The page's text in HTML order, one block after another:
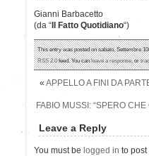
Gianni Barbacetto
(da “ Il Fatto Quotidiano“)
This entry was posted on sabato, Settembre
RSS 2.0feed. You canleave a response, or
« APPELLO A FINI DA
FABIO MUSSI: “SPERO
Leave a Reply
You must be logged in to post